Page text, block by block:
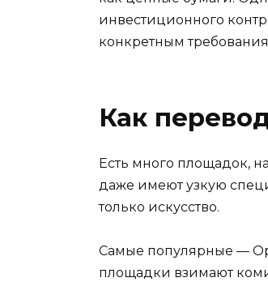
инвестиционного
конкретным
Как
Есть много площадок,
даже имеют узкую
только искусство.
Самые популярные —
площадки взимают